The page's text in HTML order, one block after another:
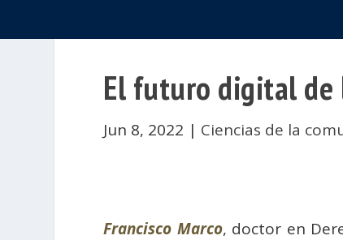
El futuro digital de
Jun 8, 2022 | Ciencias de la
Francisco Marco, doctor en